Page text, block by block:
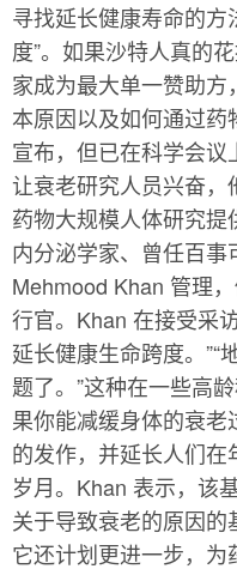
寻找延长健康寿命的方
度”。如果沙特人真的
家成为最大单一赞助
本原因以及如何通过
宣布，但已在科学会
让衰老研究人员兴奋
药物大规模人体研究
内分泌学家、曾任百
Mehmood Khan 管理
行官。Khan 在接受采
延长健康生命跨度。”“
题了。”这种在一些高
果你能减缓身体的衰
的发作，并延长人们
岁月。Khan 表示，该
关于导致衰老的原因
它还计划更进一步，